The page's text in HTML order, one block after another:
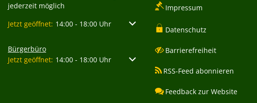
jederzeit möglich
Klicken, um weitere Öffnungs- oder Schließzeiten auszublenden
Jetzt geöffnet: 14:00 - 18:00 Uhr Von 14:00 bis 18:00 Uhr
Bürgerbüro
Klicken, um weitere Öffnungs- oder Schließzeiten auszublenden
Jetzt geöffnet: 14:00 - 18:00 Uhr Von 14:00 bis 18:00 Uhr
Impressum
Datenschutz
Barrierefreiheit
RSS-Feed abonnieren
Feedback zur Website